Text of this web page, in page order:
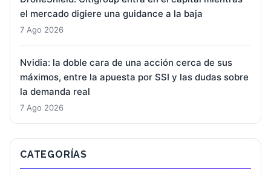
el mercado digiere una guidance a la baja
7 Ago 2026
Nvidia: la doble cara de una acción cerca de sus
máximos, entre la apuesta por SSI y las dudas sobre
la demanda real
7 Ago 2026
CATEGORÍAS